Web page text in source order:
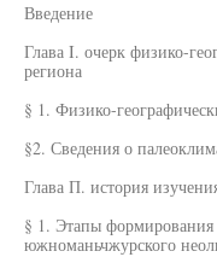
Введение
Глава I. очерк физико-
региона
§ 1. Физико-
§2. Сведения о
Глава П. история
§ 1. Этапы формирования
южноманьчжурского